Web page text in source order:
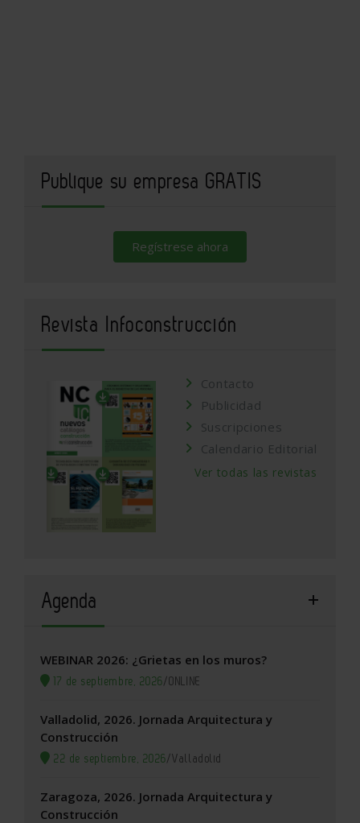
Publique su empresa GRATIS
Regístrese ahora
Revista Infoconstrucción
Contacto
Publicidad
Suscripciones
Calendario Editorial
Ver todas las revistas
Agenda
WEBINAR 2026: ¿Grietas en los muros?
17 de septiembre, 2026/ONLINE
Valladolid, 2026. Jornada Arquitectura y
Construcción
22 de septiembre, 2026/Valladolid
Zaragoza, 2026. Jornada Arquitectura y
Construcción